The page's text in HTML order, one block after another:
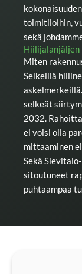
toimitiloihin,
sekä
Hiilijalanjäljen
Miten
Selkeillä
selkeät
2032.
ei voisi olla
mittaaminen
Sekä
sitoutuneet
puhtaampaa